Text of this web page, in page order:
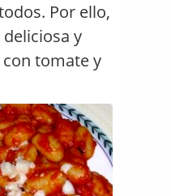
Por ello,
y
tomate y